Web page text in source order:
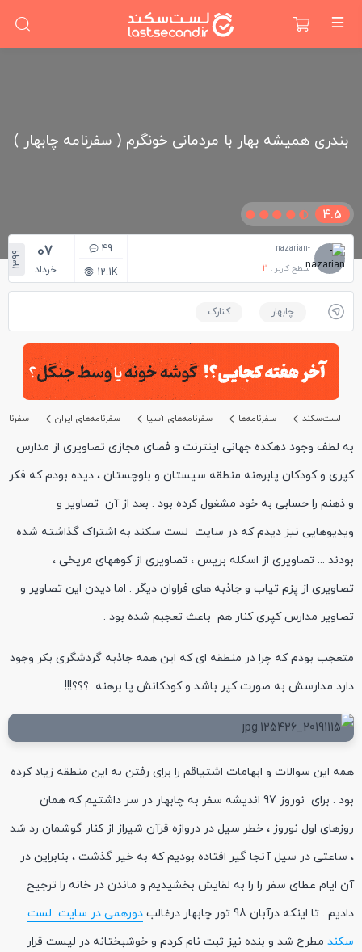
بندری همیشه بهار با مردمانی خونگرم ( سفرنامه چابهار )
4.5
-nazarian
سطح کاربر : 2
49
12.1K
07
خرداد
1399
چابهار کنارک
لست‌سکند سفرنامه‌ها سفرنامه‌های آسیا سفرنامه‌های ایران
به لطف وجود دهکده جهانی اینترنت و فضای مجازی تصاویری از مدارس
کپری و کودکان پابرهنه منطقه سیستان و بلوچستان ، دیده بودم که فکر
و ذهنم را حسابی به خود مشغول کرده بود . بعد از آن تصاویر و
ویدیوهایی نیز دیدم که در سایت لست سکند به اشتراک گذاشته شده
بودند ... تصاویری از اسکله بریس ، تصاویری از کوههای مریخی ،
تصاویری از پزم تیاب و جاذبه های فراوان دیگر . اما دیدن این تصاویر و
تصاویر مدارس کپری کنار هم باعث تعجبم شده بود .
متعجب بودم که چرا در منطقه ای که این همه جاذبه گردشگری بکر وجود
دارد مدارسش به صورت کپر باشد و کودکانش پا برهنه ؟؟؟!!!
همه این سوالات و ابهامات اشتیاقم را برای رفتن به این منطقه زیاد کرده
بود . برای نوروز 97 اندیشه سفر به چابهار در سر داشتیم که همان
روزهای اول نوروز ، خطر سیل در دروازه قرآن شیراز از کنار گوشمان رد شد
، ساعتی در سیل آنجا گیر افتاده بودیم که به خیر گذشت ، بنابراین در
آن ایام عطای سفر را را به لقایش بخشیدیم و ماندن در خانه را ترجیح
دادیم . تا اینکه درآبان 98 تور چابهار درغالب
دورهمی در سایت لست
سکند مطرح شد و بنده نیز ثبت نام کردم و خوشبختانه در لیست قرار